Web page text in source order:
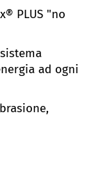
PLUS "no
ad ogni